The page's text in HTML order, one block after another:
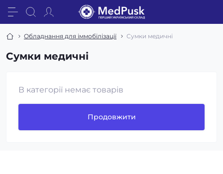
Обладнання для іммобілізації Сумки медичні
Сумки медичні
В категорії немає товарів
Продовжити